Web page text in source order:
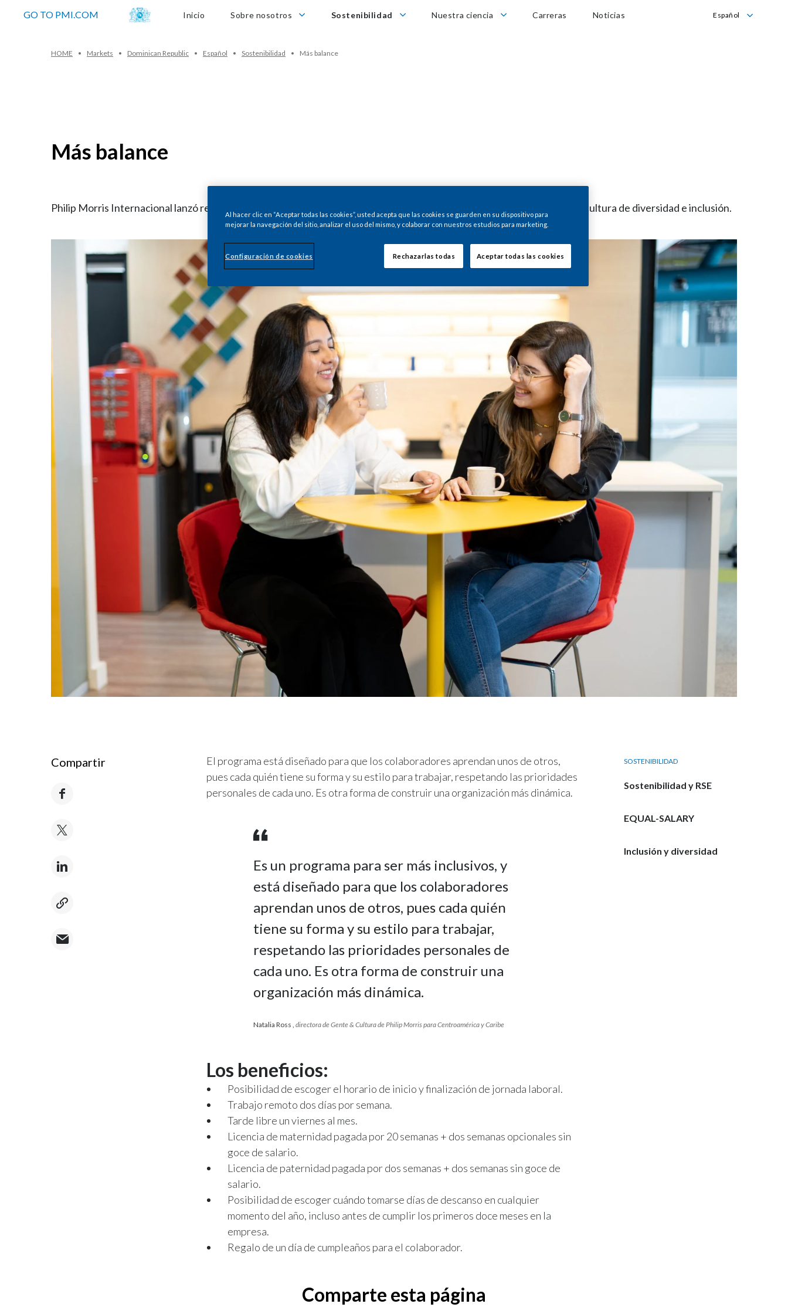
GO TO PMI.COM
Inicio Sobre nosotros
Sostenibilidad
Nuestra ciencia
Carreras
Noticias Español
HOME Markets Dominican Republic Español Sostenibilidad Más balance
Más balance
Philip Morris Internacional lanzó recientemente un nuevo plan de beneficios llamado +Más balance, como parte de su cultura de diversidad e inclusión.
Compartir
El programa está diseñado para que los colaboradores aprendan unos de otros,
pues cada quién tiene su forma y su estilo para trabajar, respetando las prioridades
personales de cada uno. Es otra forma de construir una organización más dinámica.
Es un programa para ser más inclusivos, y
está diseñado para que los colaboradores
aprendan unos de otros, pues cada quién
tiene su forma y su estilo para trabajar,
respetando las prioridades personales de
cada uno. Es otra forma de construir una
organización más dinámica.
Natalia Ross , directora de Gente & Cultura de Philip Morris para Centroamérica y Caribe
Los beneficios:
Posibilidad de escoger el horario de inicio y finalización de jornada laboral.
Trabajo remoto dos días por semana.
Tarde libre un viernes al mes.
Licencia de maternidad pagada por 20 semanas + dos semanas opcionales sin
goce de salario.
Licencia de paternidad pagada por dos semanas + dos semanas sin goce de
salario.
Posibilidad de escoger cuándo tomarse días de descanso en cualquier
momento del año, incluso antes de cumplir los primeros doce meses en la
empresa.
Regalo de un día de cumpleaños para el colaborador.
Comparte esta página
SOSTENIBILIDAD
Sostenibilidad y RSE
EQUAL-SALARY
Inclusión y diversidad
Al hacer clic en “Aceptar todas las cookies”, usted acepta que las cookies se guarden en su dispositivo para
mejorar la navegación del sitio, analizar el uso del mismo, y colaborar con nuestros estudios para marketing.
Configuración de cookies Rechazarlas todas Aceptar todas las cookies